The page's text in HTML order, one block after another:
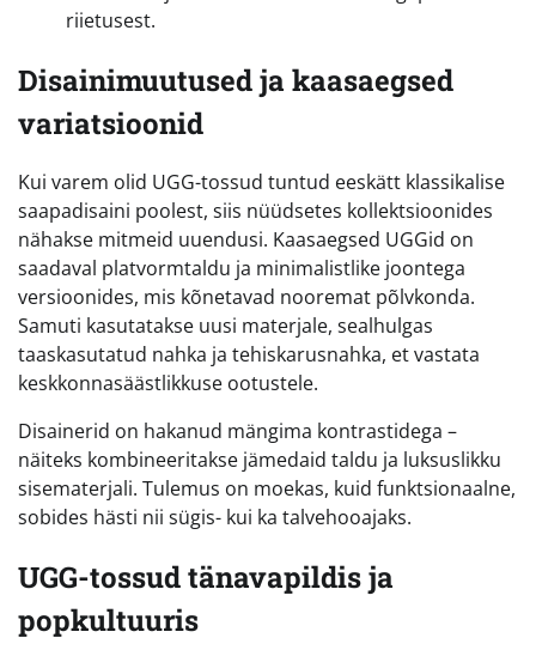
riietusest.
Disainimuutused ja kaasaegsed
variatsioonid
Kui varem olid UGG-tossud tuntud eeskätt klassikalise
saapadisaini poolest, siis nüüdsetes kollektsioonides
nähakse mitmeid uuendusi. Kaasaegsed UGGid on
saadaval platvormtaldu ja minimalistlike joontega
versioonides, mis kõnetavad nooremat põlvkonda.
Samuti kasutatakse uusi materjale, sealhulgas
taaskasutatud nahka ja tehiskarusnahka, et vastata
keskkonnasäästlikkuse ootustele.
Disainerid on hakanud mängima kontrastidega –
näiteks kombineeritakse jämedaid taldu ja luksuslikku
sisematerjali. Tulemus on moekas, kuid funktsionaalne,
sobides hästi nii sügis- kui ka talvehooajaks.
UGG-tossud tänavapildis ja
popkultuuris